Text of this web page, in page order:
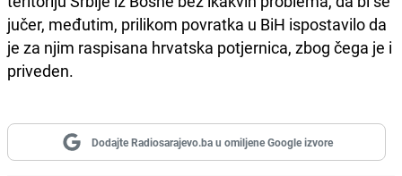
jučer, međutim, prilikom povratka u BiH ispostavilo da
je za njim raspisana hrvatska potjernica, zbog čega je i
priveden.
Dodajte Radiosarajevo.ba u omiljene Google izvore